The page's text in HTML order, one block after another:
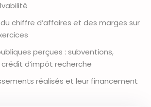
du chiffre d’affaires et des marges sur
perçues : subventions,
d’impôt recherche
réalisés et leur financement